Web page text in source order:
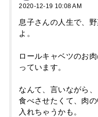
2020-12-19 10:08 AM
息子さんの人生で、
よ。
ロールキャベツのお
っています。
なんて、言いながら、
食べさせたくて、肉
入れちゃうかも。